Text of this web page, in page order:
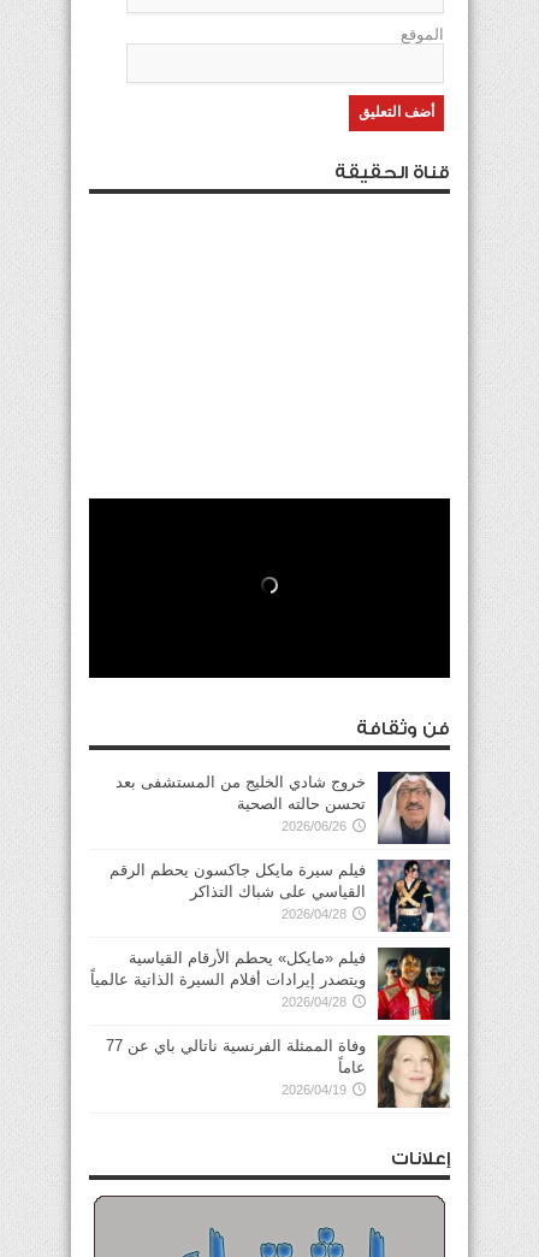
الموقع
قناة الحقيقة
فن وثقافة
خروج شادي الخليج من المستشفى بعد
تحسن حالته الصحية
2026/06/26
فيلم سيرة مايكل جاكسون يحطم الرقم
القياسي على شباك التذاكر
2026/04/28
فيلم «مايكل» يحطم الأرقام القياسية
ويتصدر إيرادات أفلام السيرة الذاتية عالمياً
2026/04/28
وفاة الممثلة الفرنسية ناتالي باي عن 77
عاماً
2026/04/19
إعلانات